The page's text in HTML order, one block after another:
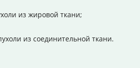
из жировой ткани;
из соединительной ткани.